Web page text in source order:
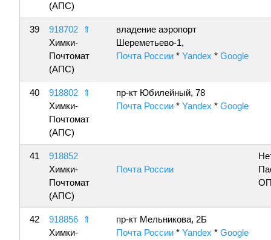
(АПС)
39 918702
⇑
Химки-
Почтомат
(АПС)
владение аэропорт
Шереметьево-1,
Почта России * Yandex * Google
40 918802
⇑
Химки-
Почтомат
(АПС)
пр-кт Юбилейный, 78
Почта России * Yandex * Google
41
918852
Химки-
Почтомат
(АПС)
Почта России
42 918856
⇑
Химки-
пр-кт Мельникова, 2Б
Почта России * Yandex * Google